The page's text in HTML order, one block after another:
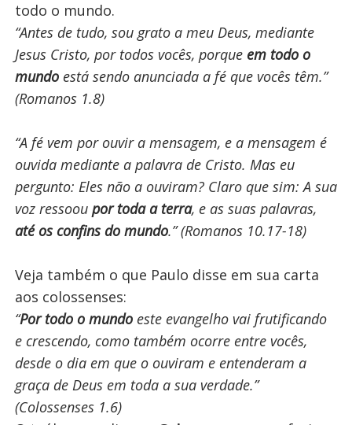
todo o mundo.
“Antes de tudo, sou grato a meu Deus, mediante
Jesus Cristo, por todos vocês, porque em todo o
mundoestá sendo anunciada a fé que vocês têm.”
(Romanos 1.8)
“A fé vem por ouvir a mensagem, e a mensagem é
ouvida mediante a palavra de Cristo. Mas eu
pergunto: Eles não a ouviram? Claro que sim: A sua
voz ressoou por toda a terra, e as suas palavras,
até os confins do mundo.” (Romanos 10.17-18)
Veja também o que Paulo disse em sua carta
aos colossenses:
“Por todo o mundoeste evangelho vai frutificando
e crescendo, como também ocorre entre vocês,
desde o dia em que o ouviram e entenderam a
graça de Deus em toda a sua verdade.”
(Colossenses 1.6)